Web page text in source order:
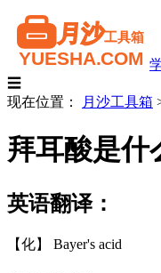
☰
现在位置：
月沙工具箱
拜耳酸是什
英语翻译：
【化】 Bayer's acid